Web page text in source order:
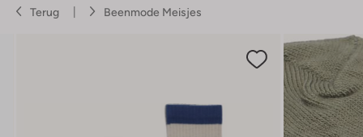
Terug Beenmode Meisjes